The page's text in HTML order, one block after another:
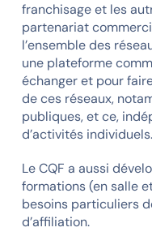
franchisage et les
partenariat
l’ensemble des
une plateforme
échanger et pour
de ces réseaux,
publiques, et ce,
d’activités individuels.
Le CQF a aussi
formations (en salle
besoins particuliers
d’affiliation.